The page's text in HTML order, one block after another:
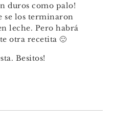
duros como palo!
se los terminaron
leche. Pero habrá
otra recetita 🙂
Besitos!